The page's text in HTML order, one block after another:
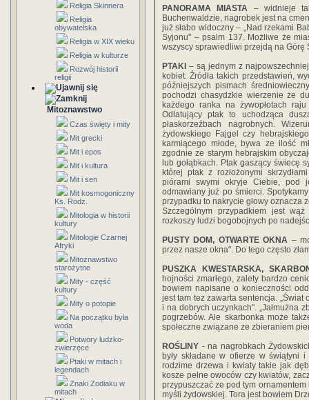
Religia Skinnera
Religia
obywatelska
Religia w XIX wieku
Religia w kulturze
Rozwój historii
religii
Mitoznawstwo
Czas święty i mity
Mit grecki
Mit i epos
Mit i kultura
Mit i sen
Mit kosmogoniczny
Ks. Rodz.
Mitologia w historii
kultury
Mitologie Czarnej
Afryki
Mitoznawstwo
starożytne
Mity - część
kultury
Mity o potopie
Na początku była
woda
Potwory ludzko-
zwierzęce
Ptaki w mitach i
legendach
Znaki Zodiaku w
mitach
PANORAMA MIASTA – widnieje
Buchenwaldzie, nagrobek jest na
już słabo widoczny – „Nad rzekami
Syjonu" – psalm 137. Możliwe że
wszyscy sprawiedliwi przejdą na
PTAKI – są jednym z
kobiet. Źródła takich przedstawień,
późniejszych pismach
pochodzi chasydzkie wierzenie że
każdego ranka na żywopłotach
Odlatujący ptak to uchodząca
płaskorzeźbach nagrobnych.
żydowskiego Fajgel czy
karmiącego młode, bywa ze ilość
zgodnie ze starym hebrajskim
lub gołąbkach. Ptak gaszący świecę
której ptak z rozłożonymi
piórami swymi okryje Ciebie, pod
odmawiany już po śmierci.
przypadku to nakrycie głowy oznacza
Szczególnym przypadkiem jest
rozkoszy ludzi bogobojnych po
PUSTY DOM, OTWARTE OKNA –
przez nasze okna". Do tego często
PUSZKA KWESTARSKA,
hojności zmarłego, zalety bardzo
bowiem napisane o konieczności
jest tam tez zawarta sentencja. „Świat
i na dobrych uczynkach". „Jałmużna
pogrzebów. Ale skarbonka może
społeczne związane ze zbieraniem
ROŚLINY - na nagrobkach
były składane w ofierze w świątyni
rodzime drzewa i kwiaty takie jak
kosze pełne owoców czy kwiatów,
przypuszczać ze pod tym
myśli żydowskiej. Tora jest bowiem